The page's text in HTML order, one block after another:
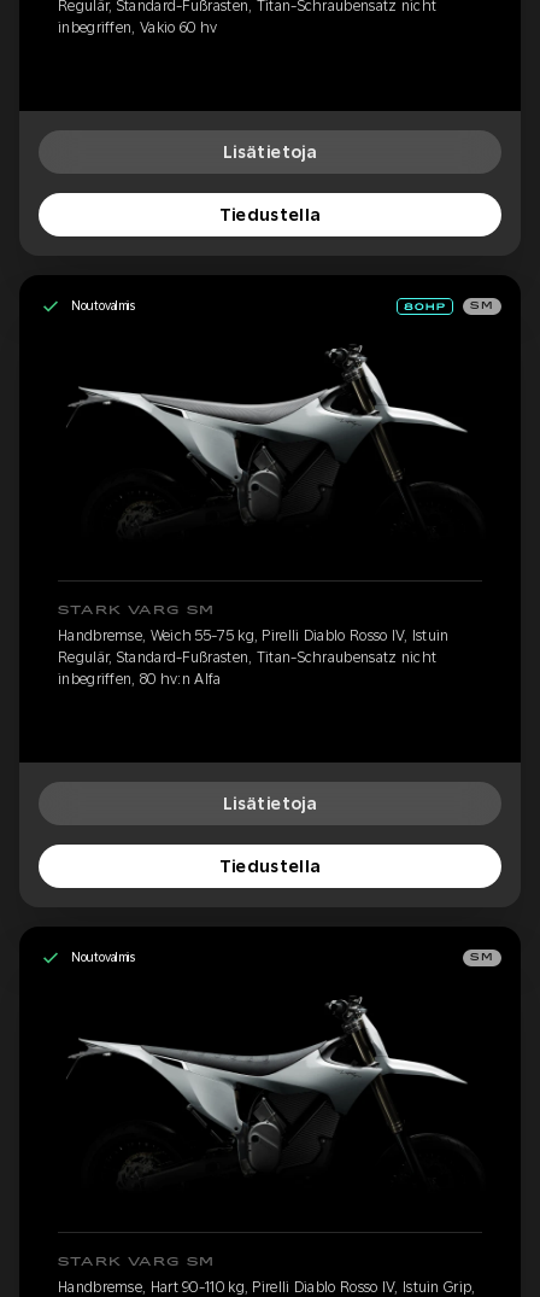
Regulär, Standard-Fußrasten, Titan-Schraubensatz nicht
inbegriffen, Vakio 60 hv
Lisätietoja
Tiedustella
Noutovalmis SM
STARK VARG SM
Handbremse, Weich 55-75 kg, Pirelli Diablo Rosso IV, Istuin
Regulär, Standard-Fußrasten, Titan-Schraubensatz nicht
inbegriffen, 80 hv:n Alfa
Lisätietoja
Tiedustella
Noutovalmis SM
STARK VARG SM
Handbremse, Hart 90-110 kg, Pirelli Diablo Rosso IV, Istuin Grip,